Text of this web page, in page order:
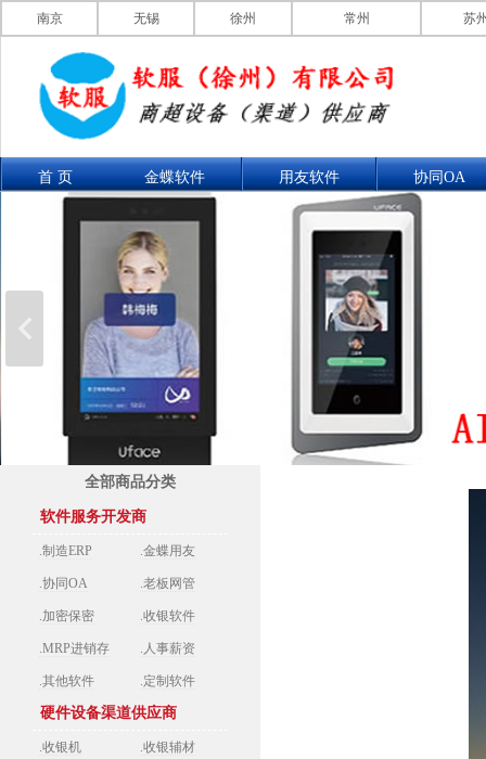
南京 无锡 徐州 常州 苏
首 页 金蝶软件 用友软件 协同OA
全部商品分类
软件服务开发商
.制造ERP .金蝶用友
.协同OA .老板网管
.加密保密 .收银软件
.MRP进销存 .人事薪资
.其他软件 .定制软件
硬件设备渠道供应商
.收银机 .收银辅材